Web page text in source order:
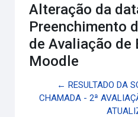
Alteração da
Preenchimento
de Avaliação de
Moodle
← RESULTADO DA
CHAMADA - 2ª